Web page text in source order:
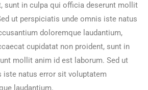
sunt in culpa qui officia deserunt mollit
ut perspiciatis unde omnis iste natus
doloremque laudantium,
cupidatat non proident, sunt in
mollit anim id est laborum. Sed ut
iste natus error sit voluptatem
laudantium.